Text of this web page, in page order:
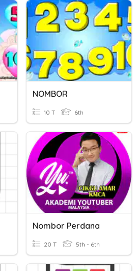
NOMBOR
10 T 6th
Nombor Perdana
20 T 5th - 6th